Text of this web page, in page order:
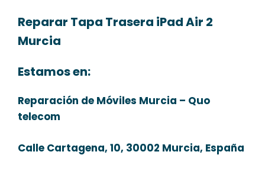
Reparar Tapa Trasera iPad Air 2
Murcia
Estamos en:
Reparación de Móviles Murcia – Quo
telecom
Calle Cartagena, 10, 30002 Murcia, España